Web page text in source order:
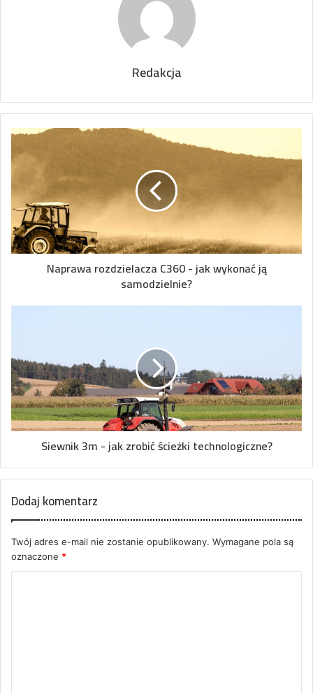
Redakcja
Naprawa rozdzielacza C360 - jak wykonać ją
samodzielnie?
Siewnik 3m - jak zrobić ścieżki technologiczne?
Dodaj komentarz
Twój adres e-mail nie zostanie opublikowany. Wymagane pola są
oznaczone *